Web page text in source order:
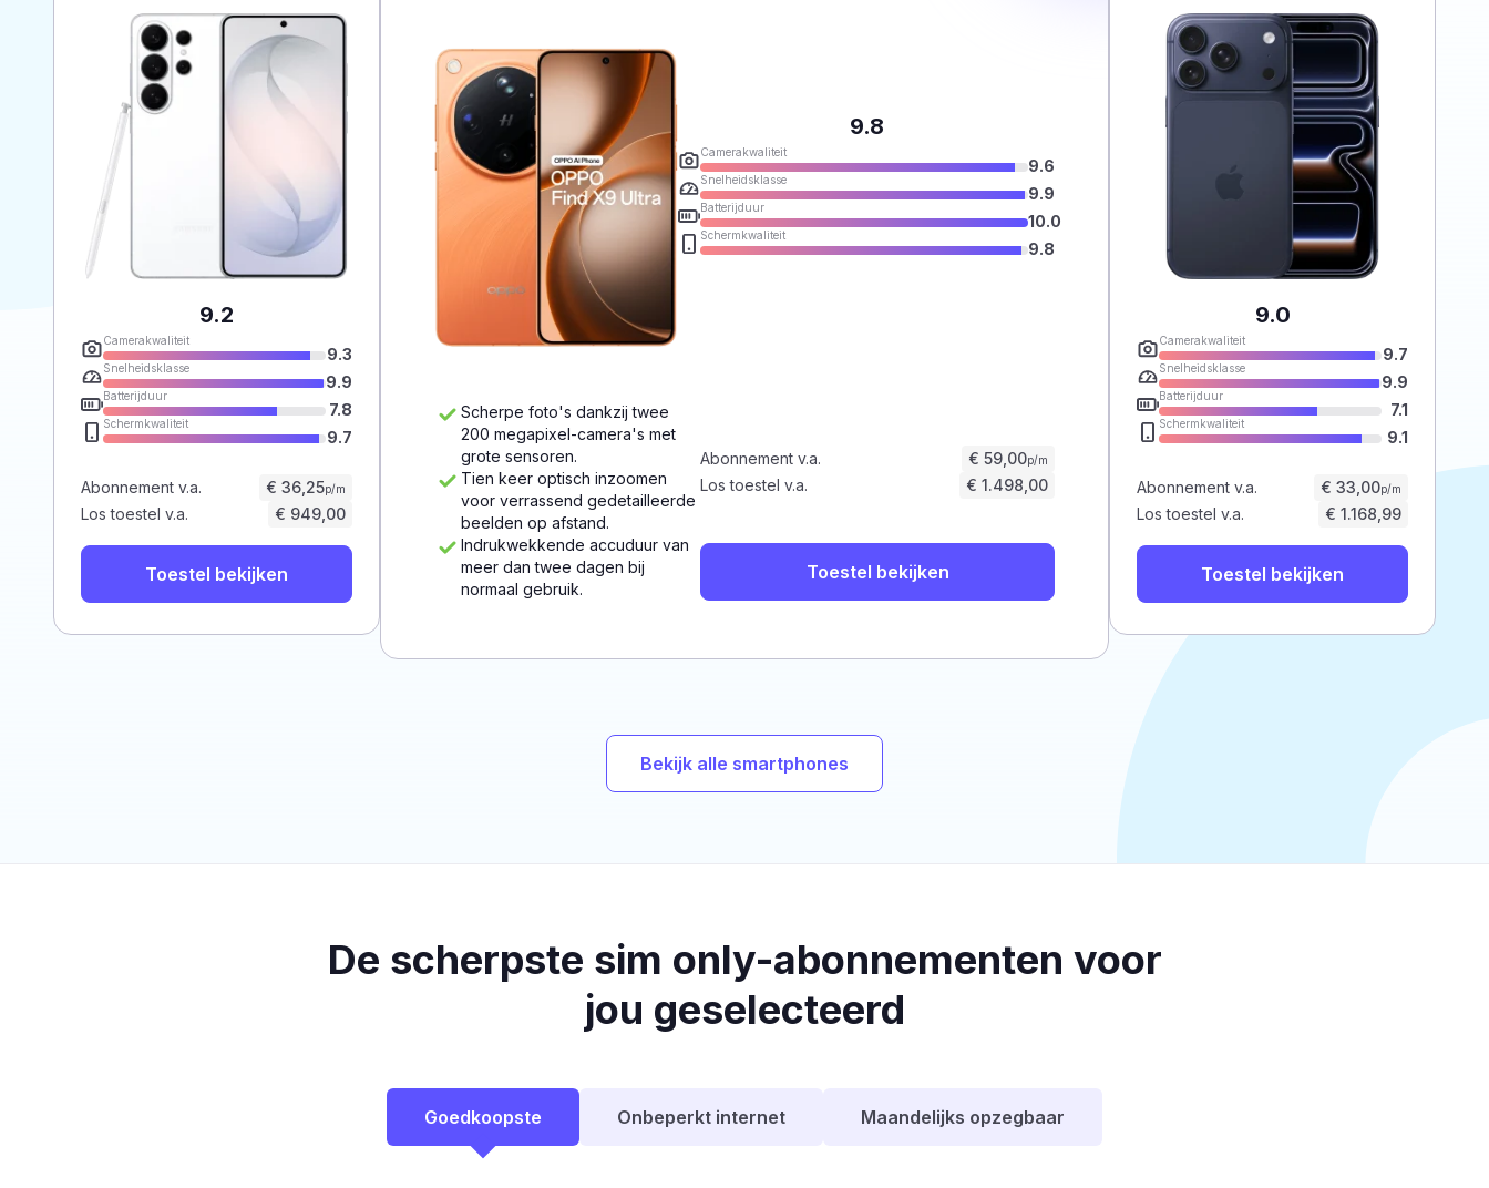
9.8
Camerakwaliteit
9.6
Snelheidsklasse
9.9
Batterijduur
10.0
Schermkwaliteit
9.8
Scherpe foto's dankzij twee
200 megapixel-camera's met
grote sensoren.
Tien keer optisch inzoomen
voor verrassend gedetailleerde
beelden op afstand.
Indrukwekkende accuduur van
meer dan twee dagen bij
normaal gebruik.
Abonnement v.a. € 59,00p/m
Los toestel v.a. € 1.498,00
Toestel bekijken
9.2
Camerakwaliteit
9.3
Snelheidsklasse
9.9
Batterijduur
7.8
Schermkwaliteit
9.7
Abonnement v.a. € 36,25p/m
Los toestel v.a. € 949,00
Toestel bekijken
9.0
Camerakwaliteit
9.7
Snelheidsklasse
9.9
Batterijduur
7.1
Schermkwaliteit
9.1
Abonnement v.a. € 33,00p/m
Los toestel v.a. € 1.168,99
Toestel bekijken
Bekijk alle smartphones
De scherpste sim only-abonnementen voor
jou geselecteerd
Goedkoopste Onbeperkt internet Maandelijks opzegbaar